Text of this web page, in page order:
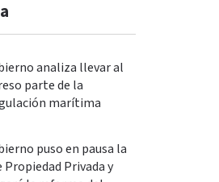
analiza llevar al
parte de la
marítima
puso en pausa la
Propiedad Privada y